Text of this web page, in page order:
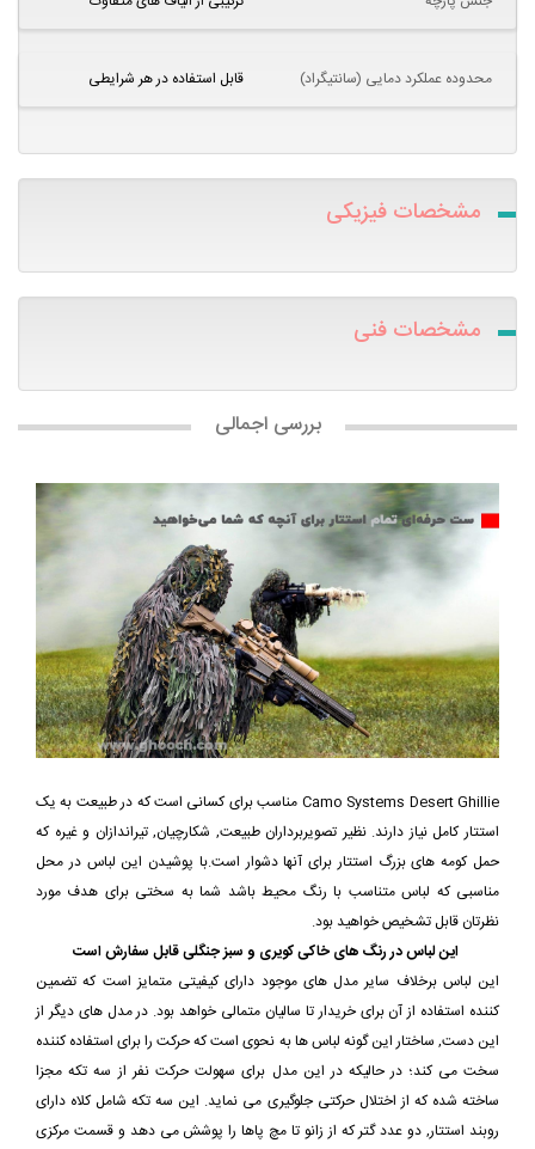
محدوده عملکرد دمایی (سانتیگراد) قابل استفاده در هر شرایطی
مشخصات فیزیکی
مشخصات فنی
بررسی اجمالی
Camo Systems Desert Ghillie مناسب برای کسانی است که در طبیعت به یک
استتار کامل نیاز دارند. نظیر تصویربرداران طبیعت, شکارچیان, تیراندازان و غیره که
حمل کومه های بزرگ استتار برای آنها دشوار است.با پوشیدن این لباس در محل
مناسبی که لباس متناسب با رنگ محیط باشد شما به سختی برای هدف مورد
نظرتان قابل تشخیص خواهید بود.
این لباس در رنگ های خاکی کویری و سبز جنگلی قابل سفارش است
این لباس برخلاف سایر مدل های موجود دارای کیفیتی متمایز است که تضمین
کننده استفاده از آن برای خریدار تا سالیان متمالی خواهد بود. در مدل های دیگر از
این دست, ساختار این گونه لباس ها به نحوی است که حرکت را برای استفاده کننده
سخت می کند؛ در حالیکه در این مدل برای سهولت حرکت نفر از سه تکه مجزا
ساخته شده که از اختلال حرکتی جلوگیری می نماید. این سه تکه شامل کلاه دارای
روبند استتار, دو عدد گتر که از زانو تا مچ پاها را پوشش می دهد و قسمت مرکزی